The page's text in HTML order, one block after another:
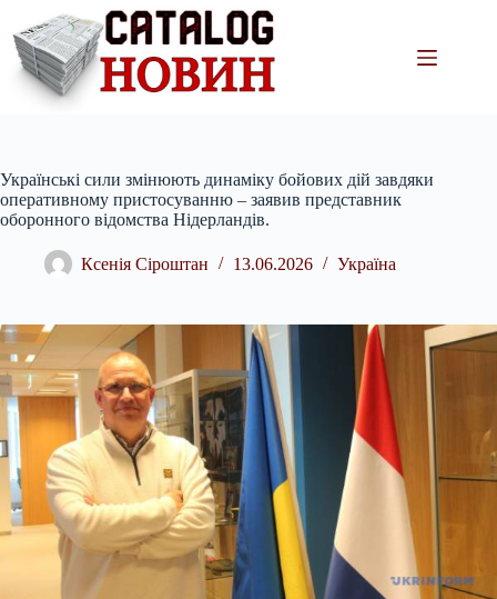
вмісту
Українські сили змінюють динаміку бойових дій завдяки
оперативному пристосуванню – заявив представник
оборонного відомства Нідерландів.
Ксенія Сіроштан 13.06.2026 Україна